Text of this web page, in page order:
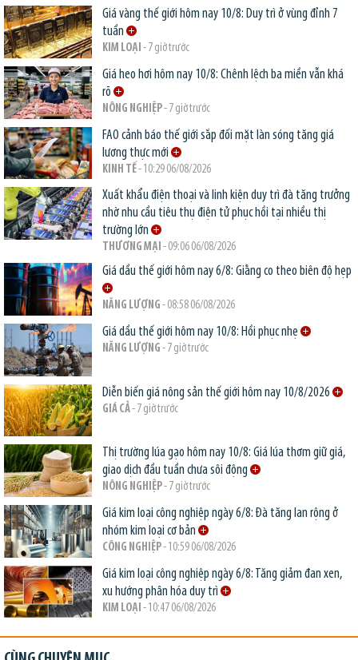
Giá vàng thế giới hôm nay 10/8: Duy trì ở vùng đỉnh 7
tuần
KIM LOẠI - 7 giờ trước
Giá heo hơi hôm nay 10/8: Chênh lệch ba miền vẫn khá
rõ
NÔNG NGHIỆP- 7 giờ trước
FAO cảnh báo thế giới sắp đối mặt làn sóng tăng giá
lương thực mới
KINH TẾ- 10:29 06/08/2026
Xuất khẩu điện thoại và linh kiện duy trì đà tăng trưởng
nhờ nhu cầu tiêu thụ điện tử phục hồi tại nhiều thị
trường lớn
THƯƠNG MẠI - 09:06 06/08/2026
Giá dầu thế giới hôm nay 6/8: Giằng co theo biên độ hẹp
NĂNG LƯỢNG - 08:58 06/08/2026
Giá dầu thế giới hôm nay 10/8: Hồi phục nhẹ
NĂNG LƯỢNG - 7 giờ trước
Diễn biến giá nông sản thế giới hôm nay 10/8/2026
GIÁ CẢ- 7 giờ trước
Thị trường lúa gạo hôm nay 10/8: Giá lúa thơm giữ giá,
giao dịch đầu tuần chưa sôi động
NÔNG NGHIỆP- 7 giờ trước
Giá kim loại công nghiệp ngày 6/8: Đà tăng lan rộng ở
nhóm kim loại cơ bản
CÔNG NGHIỆP- 10:59 06/08/2026
Giá kim loại công nghiệp ngày 6/8: Tăng giảm đan xen,
xu hướng phân hóa duy trì
KIM LOẠI - 10:47 06/08/2026